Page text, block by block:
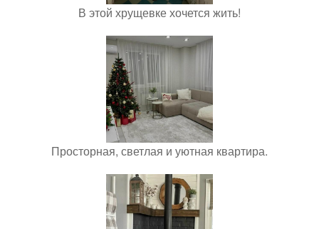
В этой хрущевке хочется жить!
Просторная, светлая и уютная квартира.